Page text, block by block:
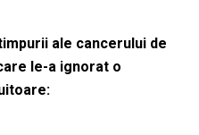
ale cancerului de
le-a ignorat o